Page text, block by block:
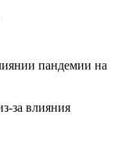
за влияния